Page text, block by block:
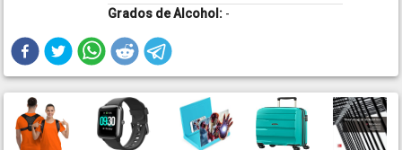
Grados de Alcohol: -